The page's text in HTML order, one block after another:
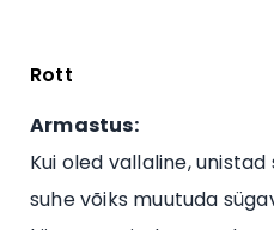
Rott
Armastus:
Kui oled vallaline,
suhe võiks muutuda